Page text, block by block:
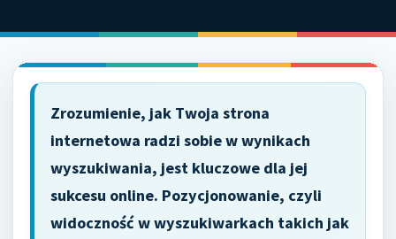
Zrozumienie, jak Twoja strona
internetowa radzi sobie w wynikach
wyszukiwania, jest kluczowe dla jej
sukcesu online. Pozycjonowanie, czyli
widoczność w wyszukiwarkach takich jak